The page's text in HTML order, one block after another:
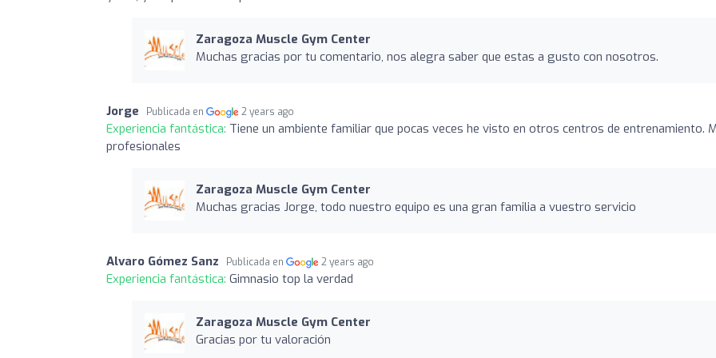
Zaragoza Muscle Gym Center
Muchas gracias por tu comentario, nos alegra saber que estas a gusto con nosotros.
Jorge Publicada en 2 years ago
Experiencia fantástica: Tiene un ambiente familiar que pocas veces he visto en otros centros de entrenamiento.
profesionales
Zaragoza Muscle Gym Center
Muchas gracias Jorge, todo nuestro equipo es una gran familia a vuestro servicio
Alvaro Gómez Sanz Publicada en 2 years ago
Experiencia fantástica: Gimnasio top la verdad
Zaragoza Muscle Gym Center
Gracias por tu valoración